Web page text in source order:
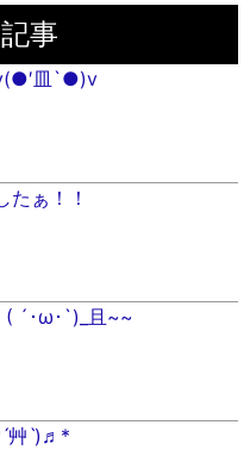
事
皿`●︎)v
たぁ！！
´･ω･`)_且~~
艸ˋ)♬*